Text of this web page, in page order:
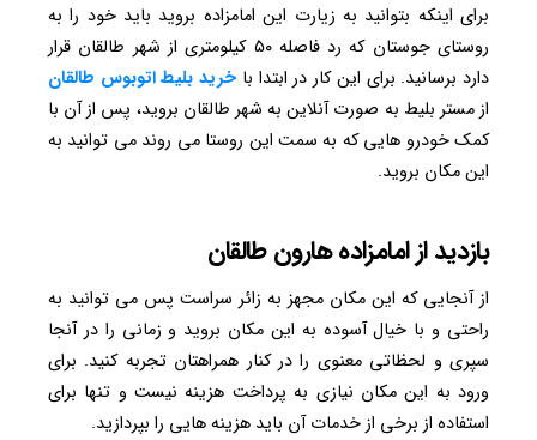
برای اینکه بتوانید به زیارت این امامزاده بروید باید خود را به
روستای جوستان که رد فاصله ۵۰ کیلومتری از شهر طالقان قرار
دارد برسانید. برای این کار در ابتدا با خرید بلیط اتوبوس طالقان
از مستر بلیط به صورت آنلاین به شهر طالقان بروید، پس از آن با
کمک خودرو هایی که به سمت این روستا می روند می توانید به
این مکان بروید.
بازدید از امامزاده هارون طالقان
از آنجایی که این مکان مجهز به زائر سراست پس می توانید به
راحتی و با خیال آسوده به این مکان بروید و زمانی را در آنجا
سپری و لحظاتی معنوی را در کنار همراهتان تجربه کنید. برای
ورود به این مکان نیازی به پرداخت هزینه نیست و تنها برای
استفاده از برخی از خدمات آن باید هزینه هایی را بپردازید.